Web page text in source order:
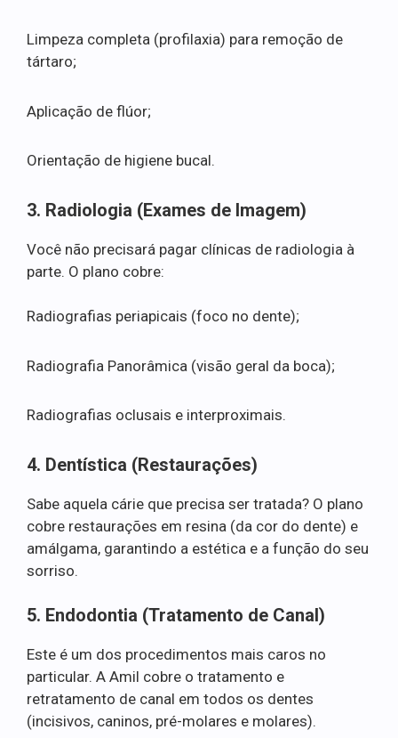
Limpeza completa (profilaxia) para remoção de
tártaro;
Aplicação de flúor;
Orientação de higiene bucal.
3. Radiologia (Exames de Imagem)
Você não precisará pagar clínicas de radiologia à
parte. O plano cobre:
Radiografias periapicais (foco no dente);
Radiografia Panorâmica (visão geral da boca);
Radiografias oclusais e interproximais.
4. Dentística (Restaurações)
Sabe aquela cárie que precisa ser tratada? O plano
cobre restaurações em resina (da cor do dente) e
amálgama, garantindo a estética e a função do seu
sorriso.
5. Endodontia (Tratamento de Canal)
Este é um dos procedimentos mais caros no
particular. A Amil cobre o tratamento e
retratamento de canal em todos os dentes
(incisivos, caninos, pré-molares e molares).